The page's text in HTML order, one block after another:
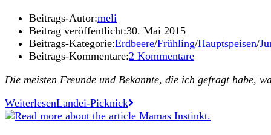
Beitrags-Autor:meli
Beitrag veröffentlicht:30. Mai 2015
Beitrags-Kategorie:Erdbeere/Frühling/Hauptspeisen/
Beitrags-Kommentare:2 Kommentare
Die meisten Freunde und Bekannte, die ich gefragt habe,
WeiterlesenLandei-Picknick